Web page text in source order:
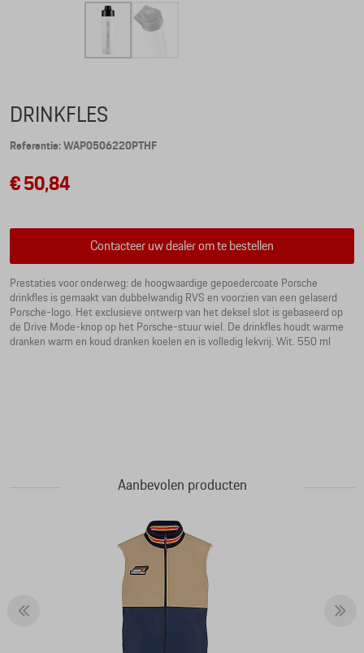
DRINKFLES
Referentie: WAP0506220PTHF
€ 50,84
Contacteer uw dealer om te bestellen
Prestaties voor onderweg: de hoogwaardige gepoedercoate Porsche
drinkfles is gemaakt van dubbelwandig RVS en voorzien van een gelaserd
Porsche-logo. Het exclusieve ontwerp van het deksel slot is gebaseerd op
de Drive Mode-knop op het Porsche-stuur wiel. De drinkfles houdt warme
dranken warm en koud dranken koelen en is volledig lekvrij. Wit. 550 ml
Aanbevolen producten